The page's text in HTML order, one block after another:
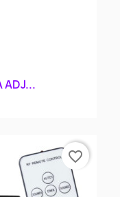
ADJ...
favorite_border